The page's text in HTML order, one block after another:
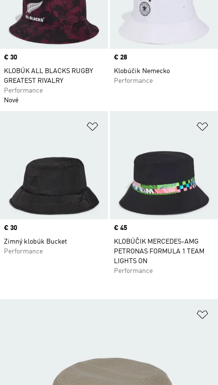
Price
€ 30
KLOBÚK ALL BLACKS RUGBY
GREATEST RIVALRY
Performance
Nové
Price
€ 28
Klobúčik Nemecko
Performance
Pridať do zoznamu želaných
Price
€ 30
Zimný klobúk Bucket
Performance
Price
€ 45
KLOBÚČIK MERCEDES-AMG
PETRONAS FORMULA 1 TEAM
LIGHTS ON
Performance